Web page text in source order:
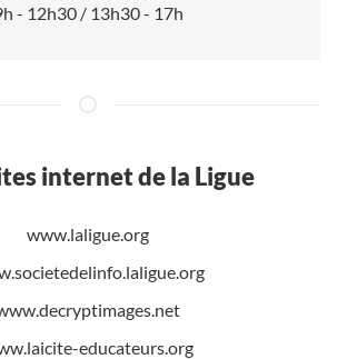
- 12h30 / 13h30 - 17h
internet de la Ligue
www.laligue.org
educateurs.org